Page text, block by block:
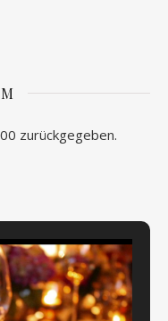
zurückgegeben.